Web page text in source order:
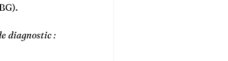
diagnostic :